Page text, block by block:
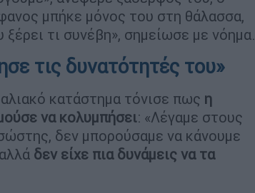
μπήκε μόνος του στη θάλασσα,
τι συνέβη», σημείωσε με νόημα.
τις δυνατότητές του»
κατάστημα τόνισε πως η
να κολυμπήσει: «Λέγαμε στους
δεν μπορούσαμε να κάνουμε
δεν είχε πια δυνάμεις να τα